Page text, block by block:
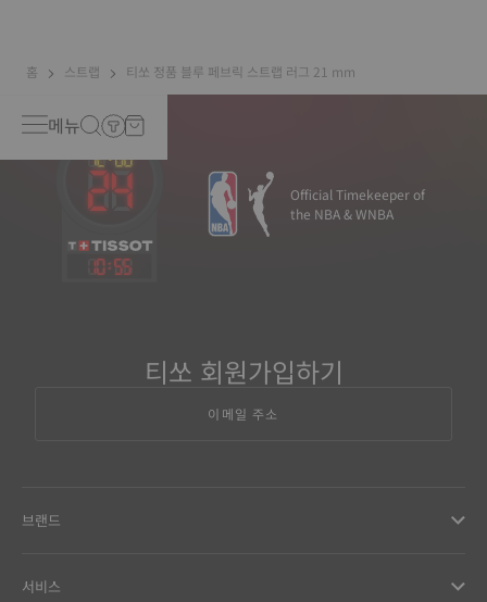
홈 스트랩 티쏘 정품 블루 페브릭 스트랩 러그 21 mm
메뉴
10:55
Official Timekeeper of
the NBA & WNBA
티쏘 회원가입하기
이메일 주소
브랜드
서비스